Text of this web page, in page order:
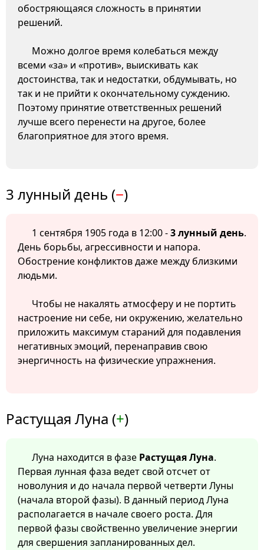
обостряющаяся сложность в принятии
решений.
Можно долгое время колебаться между
всеми «за» и «против», выискивать как
достоинства, так и недостатки, обдумывать, но
так и не прийти к окончательному суждению.
Поэтому принятие ответственных решений
лучше всего перенести на другое, более
благоприятное для этого время.
3 лунный день (−)
1 сентября 1905 года в 12:00 -3 лунный день.
День борьбы, агрессивности и напора.
Обострение конфликтов даже между близкими
людьми.
Чтобы не накалять атмосферу и не портить
настроение ни себе, ни окружению, желательно
приложить максимум стараний для подавления
негативных эмоций, перенаправив свою
энергичность на физические упражнения.
Растущая Луна (+)
Луна находится в фазе Растущая Луна.
Первая лунная фаза ведет свой отсчет от
новолуния и до начала первой четверти Луны
(начала второй фазы). В данный период Луна
располагается в начале своего роста. Для
первой фазы свойственно увеличение энергии
для свершения запланированных дел.